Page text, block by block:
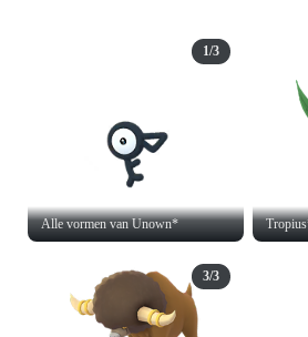
Alle vormen van Unown*
1/3
3/3